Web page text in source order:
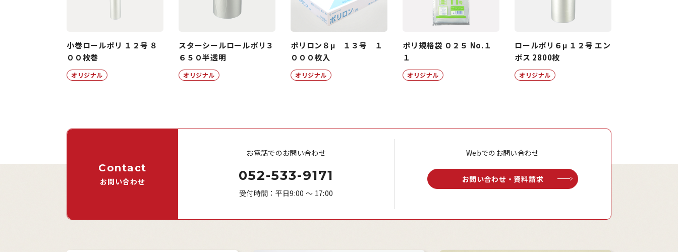
小巻ロールポリ １２号 ８
００枚巻
オリジナル
スターシールロールポリ３
６５０半透明
オリジナル
ポリロン８μ １３号 １
０００枚入
オリジナル
ポリ規格袋 ０２５ No.１
１
オリジナル
ロールポリ６μ １２号 エン
ボス 2800枚
オリジナル
Contact
お問い合わせ
お電話でのお問い合わせ
052-533-9171
受付時間：平日9:00 ～ 17:00
Webでのお問い合わせ
お問い合わせ・資料請求